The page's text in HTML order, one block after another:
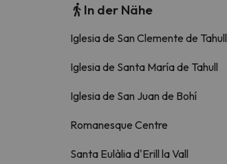
In der Nähe
Iglesia de San Clemente de Tahull
Iglesia de Santa María de Tahull
Iglesia de San Juan de Bohí
Romanesque Centre
Santa Eulàlia d'Erill la Vall